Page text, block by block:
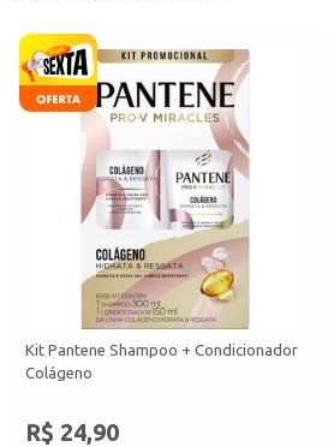
Kit Pantene Shampoo + Condicionador
Colágeno
R$ 24,90